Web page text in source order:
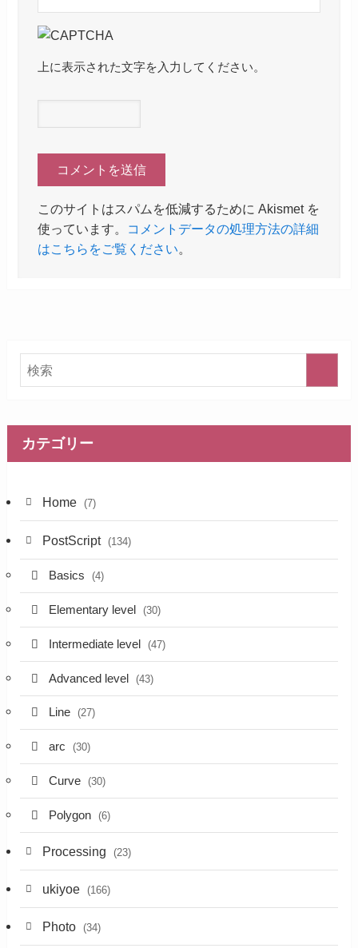
上に表示された文字を入力してください。
このサイトはスパムを低減するために Akismet を
使っています。
コメントデータの処理方法の詳細
はこちらをご覧ください。
カテゴリー
Home (7)
PostScript (134)
Basics (4)
Elementary level (30)
Intermediate level (47)
Advanced level (43)
Line (27)
arc (30)
Curve (30)
Polygon (6)
Processing (23)
ukiyoe (166)
Photo (34)